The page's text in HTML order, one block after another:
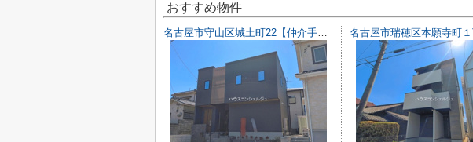
おすすめ物件
名古屋市守山区城土町22【仲介手数料無料】新築一戸建て 1号棟